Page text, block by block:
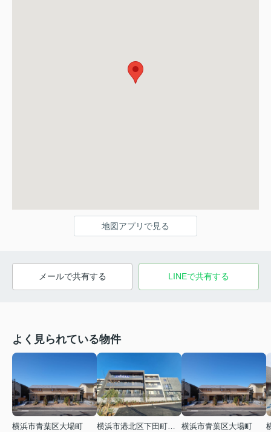
地図アプリで見る
メールで共有する LINEで共有する
よく見られている物件
横浜市青葉区大場町
横浜市青葉区大場町